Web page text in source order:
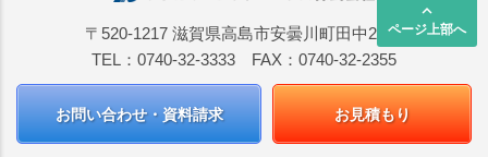
keyboard_arrow_up
ページ上部へ
〒520-1217 滋賀県高島市安曇川町田中2668
TEL：0740-32-3333 FAX：0740-32-2355
お問い合わせ・資料請求 お見積もり